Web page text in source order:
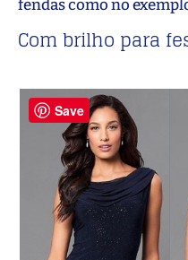
fendas como no
Com brilho para
Save